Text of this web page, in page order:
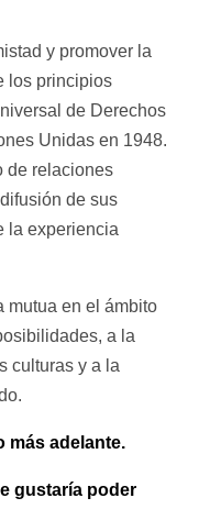
y promover la
los principios
de Derechos
Unidas en 1948.
de relaciones
de sus
la experiencia
mutua en el ámbito
a la
culturas y a la
más adelante.
gustaría poder